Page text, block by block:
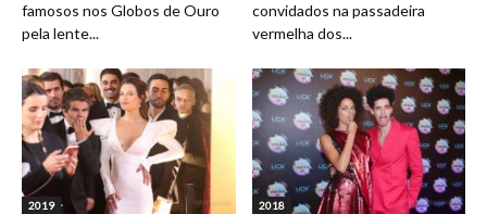
famosos nos Globos de Ouro
pela lente...
convidados na passadeira
vermelha dos...
2019 2018